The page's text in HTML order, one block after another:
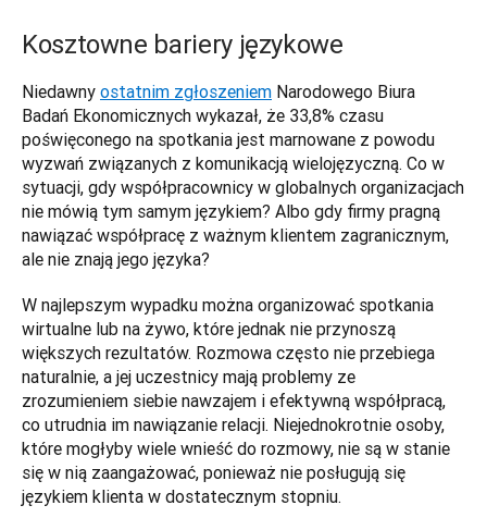
Kosztowne bariery językowe
Niedawny ostatnim zgłoszeniem Narodowego Biura
Badań Ekonomicznych wykazał, że 33,8% czasu
poświęconego na spotkania jest marnowane z powodu
wyzwań związanych z komunikacją wielojęzyczną. Co w
sytuacji, gdy współpracownicy w globalnych organizacjach
nie mówią tym samym językiem? Albo gdy firmy pragną
nawiązać współpracę z ważnym klientem zagranicznym,
ale nie znają jego języka?
W najlepszym wypadku można organizować spotkania
wirtualne lub na żywo, które jednak nie przynoszą
większych rezultatów. Rozmowa często nie przebiega
naturalnie, a jej uczestnicy mają problemy ze
zrozumieniem siebie nawzajem i efektywną współpracą,
co utrudnia im nawiązanie relacji. Niejednokrotnie osoby,
które mogłyby wiele wnieść do rozmowy, nie są w stanie
się w nią zaangażować, ponieważ nie posługują się
językiem klienta w dostatecznym stopniu.